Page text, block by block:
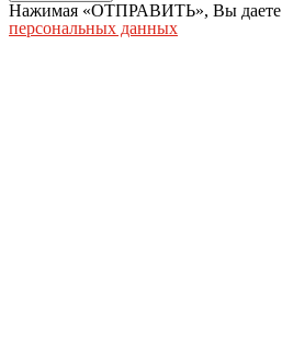
Нажимая «ОТПРАВИТЬ», Вы даете
персональных данных